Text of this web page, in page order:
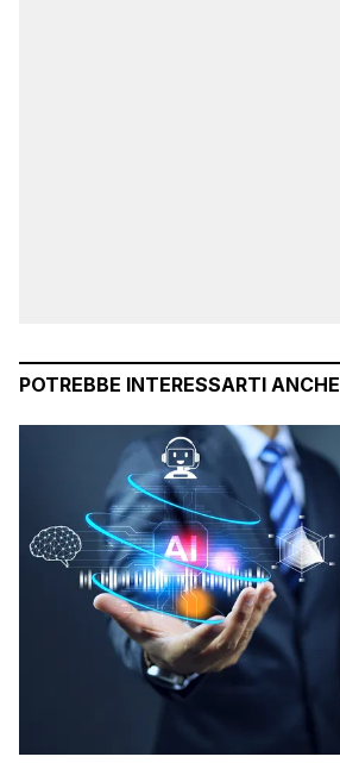
POTREBBE INTERESSARTI ANCHE